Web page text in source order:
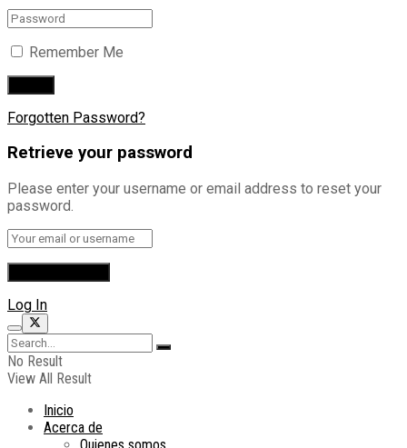
Remember Me
Forgotten Password?
Retrieve your password
Please enter your username or email address to reset your
password.
Log In
No Result
View All Result
Inicio
Acerca de